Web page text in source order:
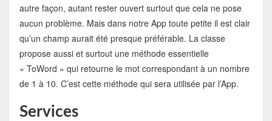
autre façon, autant rester ouvert surtout que cela ne pose
aucun problème. Mais dans notre App toute petite il est clair
qu’un champ aurait été presque préférable. La classe
propose aussi et surtout une méthode essentielle
« ToWord » qui retourne le mot correspondant à un nombre
de 1 à 10. C’est cette méthode qui sera utilisée par l’App.
Services